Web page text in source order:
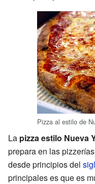
Pizza al estilo de
La pizza estilo Nueva
prepara en las
desde principios del
principales es que es